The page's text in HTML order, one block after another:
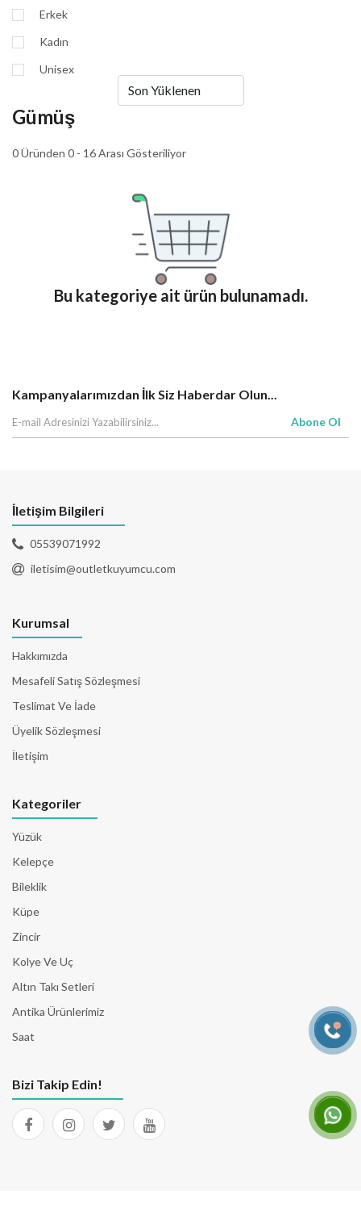
Erkek
Kadın
Unisex
Gümüş
0 Üründen 0 - 16 Arası Gösteriliyor
Bu kategoriye ait ürün bulunamadı.
Kampanyalarımızdan İlk Siz Haberdar Olun...
Abone Ol
İletişim Bilgileri
05539071992
iletisim@outletkuyumcu.com
Kurumsal
Hakkımızda
Mesafeli Satış Sözleşmesi
Teslimat Ve İade
Üyelik Sözleşmesi
İletişim
Kategoriler
Yüzük
Kelepçe
Bileklik
Küpe
Zincir
Kolye Ve Uç
Altın Takı Setleri
Antika Ürünlerimiz
Saat
Bizi Takip Edin!